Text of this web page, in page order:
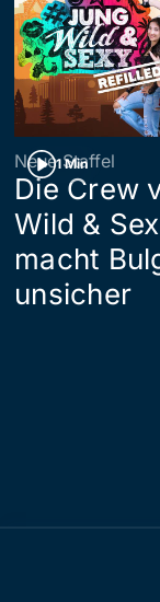
1 Min
Neue Staffel
Die Crew
Wild &
macht
unsicher